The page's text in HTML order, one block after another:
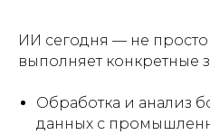
ИИ сегодня — не
выполняет конкретные
Обработка и анализ
данных с